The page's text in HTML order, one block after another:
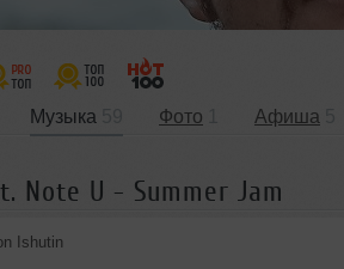
Музыка Фото Афиша
Note U - Summer Jam
Ishutin